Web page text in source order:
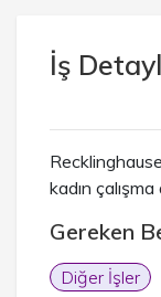
İş
kadın
Gereken
Diğer İşler